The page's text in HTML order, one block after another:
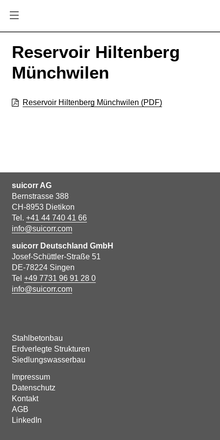
Reservoir Hiltenberg
Münchwilen
Reservoir Hiltenberg Münchwilen (PDF)
suicorr AG
Bernstrasse 388
CH-8953 Dietikon
Tel. +41 44 740 41 66
info@suicorr.com
suicorr Deutschland GmbH
Josef-Schüttler-Straße 51
DE-78224 Singen
Tel +49 7731 96 91 28 0
info@suicorr.com
Stahlbetonbau
Erdverlegte Strukturen
Siedlungswasserbau
Impressum
Datenschutz
Kontakt
AGB
LinkedIn